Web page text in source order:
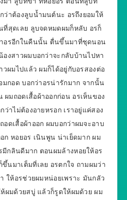
ว่าต้องลูบน้ำมนต์นะ อรถึงยอมให้
สุดเลย ลูบจดหมดผมก็หลับ อรก็
อรอีกในคืนนั้น ตื่นขึ้นมาที่ชุดนอน
งสาวผมบอกว่าจะกลับบ้านไปหา
ผมไปแล้ว ผมก็ได้อยู่กับอรสองต่อ
มกอด บอกว่าอรน่ารักมาก จากนั้น
มถอดเสื้อผ้าออกก่อน อรเห็นของ
ว่าไม่ต้องอายหรอก เราอยู่แค่สอง
ดเสื้อผ้าออก ผมบอกว่าผมจะอาบ
ก หอยอร เนินพูน น่าเย็ดมาก ผม
กลินดีมาก ตอนผมล้างหอยให้อร
นมาเต็มที่เลย อรตกใจ ถามผมว่า
ให้อรช่วยผมหน่อยเพราะ มันกลัว
ผมด้วยสบู่ แล้วก็รูดให้ผมด้วย ผม